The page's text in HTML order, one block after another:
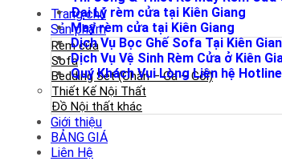
Trang chủ
Sản phẩm
Rèm cửa
Sofa
Bedding Set (Chăn – Ga – Gối)
Thiết Kế Nội Thất
Đồ Nội thất khác
Giới thiệu
BẢNG GIÁ
Liên Hệ
Đại Lý rèm cửa tại Kiên Giang
May rèm cửa tại Kiên Giang
Dịch Vụ Bọc Ghế Sofa Tại Kiên
Dịch Vụ Vệ Sinh Rèm Cửa ở Kiên
Quý Khách Vui Lòng Liên hệ